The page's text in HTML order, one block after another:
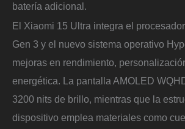
batería adicional.
El Xiaomi 15 Ultra integra el
Gen 3 y el nuevo sistema operativo
mejoras en rendimiento,
energética. La pantalla AMOLED
3200 nits de brillo, mientras que la
dispositivo emplea materiales como